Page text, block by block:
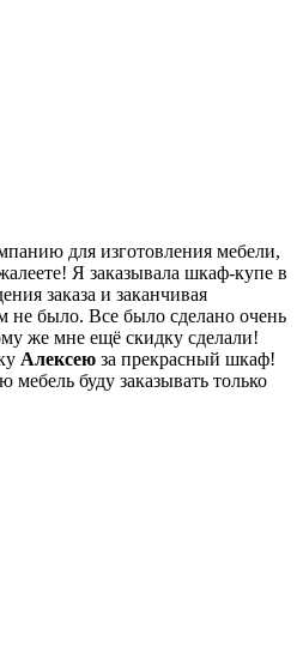
для изготовления мебели,
Я заказывала шкаф-купе в
заказа и заканчивая
не было. Все было сделано очень
же мне ещё скидку сделали!
Алексею за прекрасный шкаф!
мебель буду заказывать только